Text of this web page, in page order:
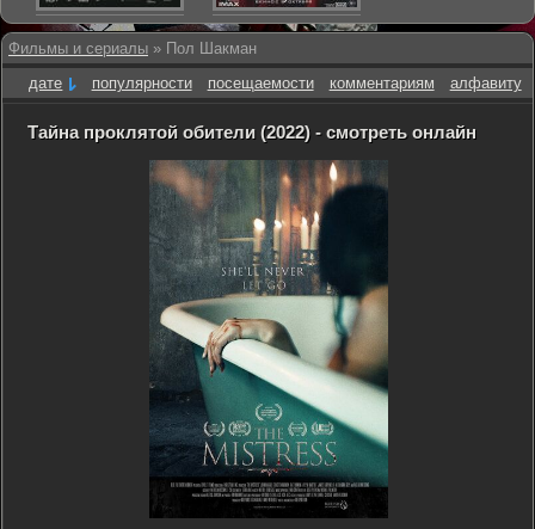
Фильмы и сериалы » Пол Шакман
дате
популярности посещаемости комментариям алфавиту
Тайна проклятой обители (2022) - смотреть онлайн